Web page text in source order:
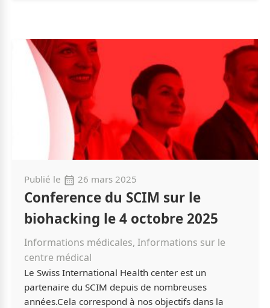
Publié le 26 mars 2025
Conference du SCIM sur le
biohacking le 4 octobre 2025
Informations médicales, Informations sur le
centre médical
Le Swiss International Health center est un
partenaire du SCIM depuis de nombreuses
années.Cela correspond à nos objectifs dans la